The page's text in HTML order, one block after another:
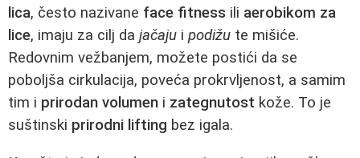
lica, često nazivane face fitness ili aerobikom za
lice, imaju za cilj da jačaju i podižu te mišiće.
Redovnim vežbanjem, možete postići da se
poboljša cirkulacija, poveća prokrvljenost, a samim
tim i prirodan volumen i zategnutost kože. To je
suštinski prirodni lifting bez igala.